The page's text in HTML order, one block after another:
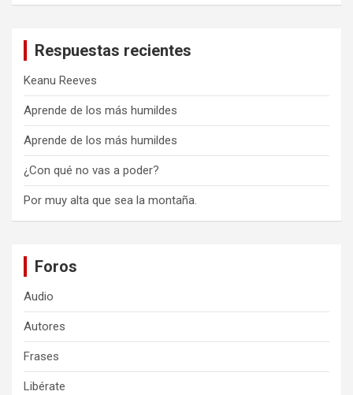
Respuestas recientes
Keanu Reeves
Aprende de los más humildes
Aprende de los más humildes
¿Con qué no vas a poder?
Por muy alta que sea la montaña.
Foros
Audio
Autores
Frases
Libérate